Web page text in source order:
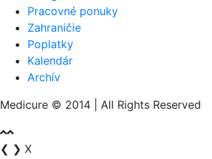
Pracovné ponuky
Zahraničie
Poplatky
Kalendár
Archív
Medicure © 2014 | All Rights Reserved
❮ ❯ X